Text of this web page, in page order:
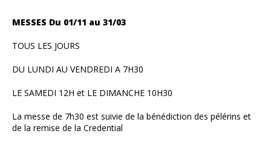
MESSES Du 01/11 au 31/03
TOUS LES JOURS
DU LUNDI AU VENDREDI A 7H30
LE SAMEDI 12H et LE DIMANCHE 10H30
La messe de 7h30 est suivie de la bénédiction des pélérins et
de la remise de la Credential